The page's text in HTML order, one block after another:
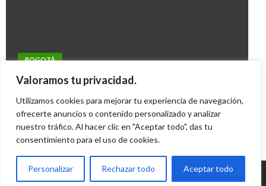
Valoramos tu privacidad.
Utilizamos cookies para mejorar tu experiencia de navegación,
ofrecerte anuncios o contenido personalizado y analizar
nuestro tráfico. Al hacer clic en "Aceptar todo", das tu
consentimiento para el uso de cookies.
Personalizar Rechazar todo Aceptar todo
BOGOTÁ
CTI inicia búsqueda de periodista
Margarita Bedoya sábado diciembre 14, 2013